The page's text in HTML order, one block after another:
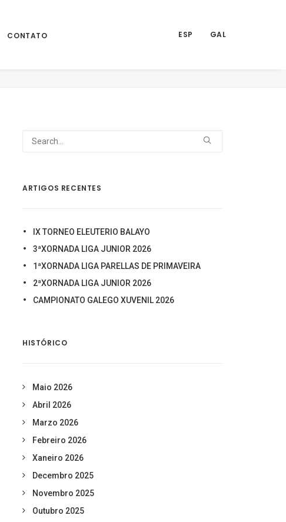
CONTATO ESP GAL
ARTIGOS RECENTES
IX TORNEO ELEUTERIO BALAYO
3ªXORNADA LIGA JUNIOR 2026
1ªXORNADA LIGA PARELLAS DE PRIMAVEIRA
2ªXORNADA LIGA JUNIOR 2026
CAMPIONATO GALEGO XUVENIL 2026
HISTÓRICO
Maio 2026
Abril 2026
Marzo 2026
Febreiro 2026
Xaneiro 2026
Decembro 2025
Novembro 2025
Outubro 2025